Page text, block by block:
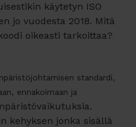
käytetyn ISO
jo vuodesta 2018. Mitä
oikeasti tarkoittaa?
standardi,
ennakoimaan ja
kehyksen jonka sisällä